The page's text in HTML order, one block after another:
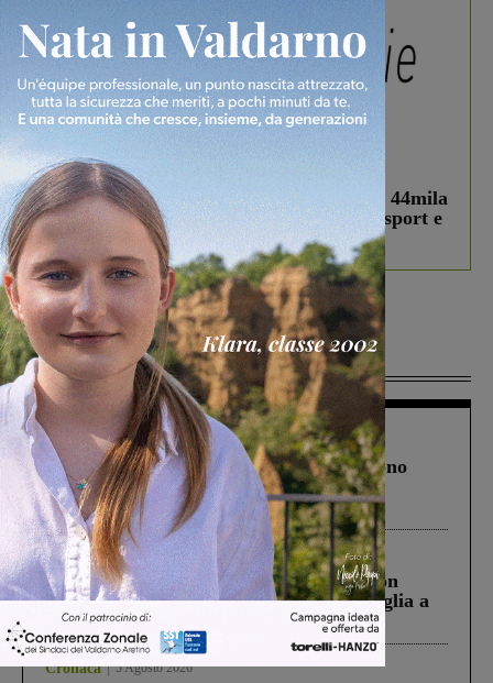
In vetrina 3 Agosto 2026
Estra Notizie agosto: Smart Cities, oltre 44mila
studenti coinvolti, torna il bando per lo sport e
debutta il podcast Estrair
Più lette
Cronaca 4 Agosto 2026
Un anno fa la strage in A1 in cui morirono
Gianni, Giulia e Franco. Lo schianto, il
processo, lo stop ai sorpassi fra tir....
Cronaca 3 Agosto 2026
Scomparso da una struttura di Castiglion
Fiorentino l’uomo che aveva ucciso la figlia a
Levane nel 2020
Cronaca 5 Agosto 2026